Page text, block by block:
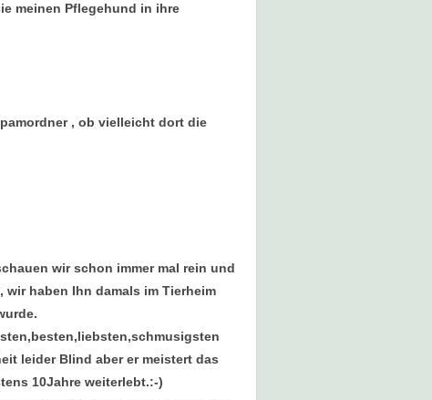
meinen Pflegehund in ihre
, ob vielleicht dort die
wir schon immer mal rein und
haben Ihn damals im Tierheim
leider Blind aber er meistert das
10Jahre weiterlebt.:-)